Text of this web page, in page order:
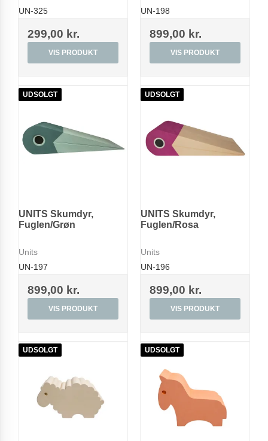
UN-325
299,00 kr.
VIS PRODUKT
UN-198
899,00 kr.
VIS PRODUKT
UDSOLGT
UNITS Skumdyr,
Fuglen/Grøn
Units
UN-197
899,00 kr.
VIS PRODUKT
UDSOLGT
UNITS Skumdyr,
Fuglen/Rosa
Units
UN-196
899,00 kr.
VIS PRODUKT
UDSOLGT UDSOLGT